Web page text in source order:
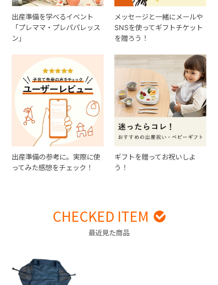
出産準備を学べるイベント
「プレママ・プレパパレッス
ン」
メッセージと一緒にメールや
SNSを使ってギフトチケット
を贈ろう！
出産準備の参考に。実際に使
ってみた感想をチェック！
ギフトを贈ってお祝いしよ
う！
CHECKED ITEM
最近見た商品